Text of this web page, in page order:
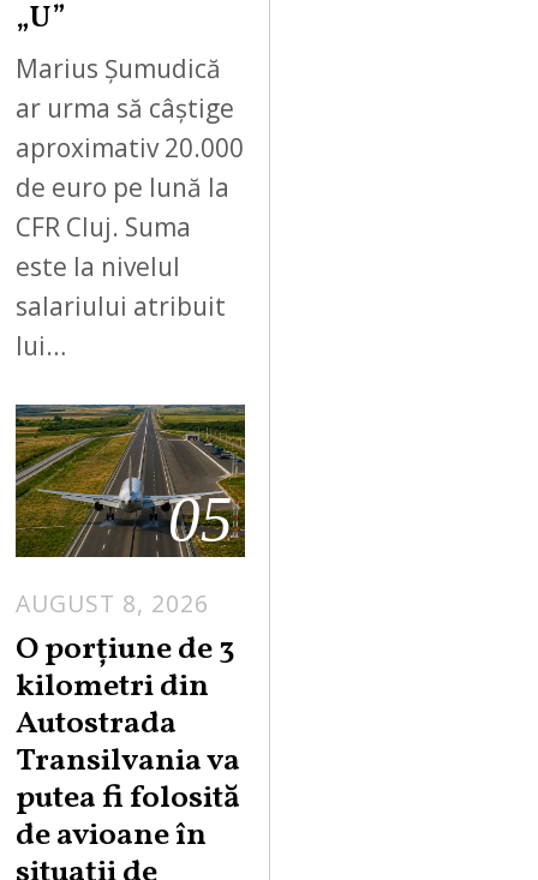
„U”
Marius Șumudică
ar urma să câștige
aproximativ 20.000
de euro pe lună la
CFR Cluj. Suma
este la nivelul
salariului atribuit
lui…
05
AUGUST 8, 2026
U
G
T
8
O porțiune de 3
kilometri din
Autostrada
Transilvania va
putea fi folosită
de avioane în